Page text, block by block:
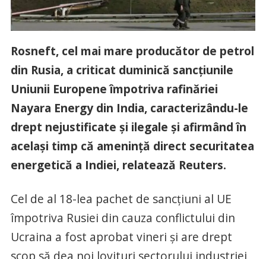
Rosneft, cel mai mare producător de petrol
din Rusia, a criticat duminică sancţiunile
Uniunii Europene împotriva rafinăriei
Nayara Energy din India, caracterizându-le
drept nejustificate şi ilegale şi afirmând în
acelaşi timp că ameninţă direct securitatea
energetică a Indiei, relatează Reuters.
Cel de al 18-lea pachet de sancţiuni al UE
împotriva Rusiei din cauza conflictului din
Ucraina a fost aprobat vineri şi are drept